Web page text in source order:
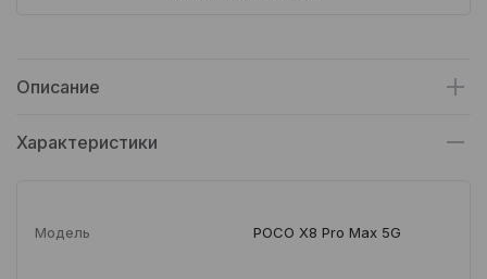
Описание
Характеристики
Модель POCO X8 Pro Max 5G